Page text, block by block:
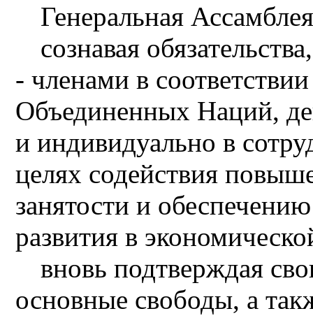
Генеральная
сознавая
- членами в
Объединенных Наций,
и индивидуально в
целях содействия
занятости и
развития в
вновь подтверждая
основные свободы, а